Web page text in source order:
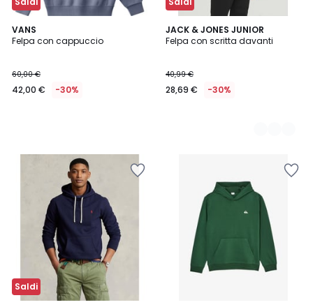
VANS
Felpa con cappuccio
60,00 €
42,00 € -30%
JACK & JONES JUNIOR
Felpa con scritta davanti
40,99 €
28,69 € -30%
2
Colori
Saldi